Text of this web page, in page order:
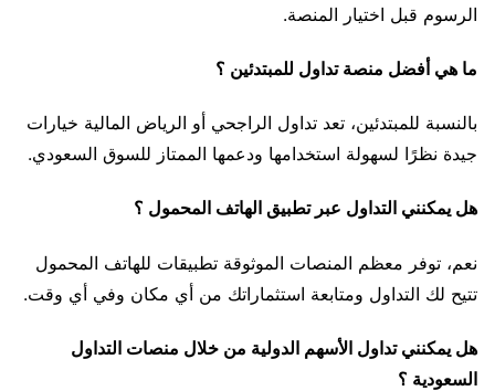
الرسوم قبل اختيار المنصة.
ما هي أفضل منصة تداول للمبتدئين ؟
بالنسبة للمبتدئين، تعد تداول الراجحي أو الرياض المالية خيارات
جيدة نظرًا لسهولة استخدامها ودعمها الممتاز للسوق السعودي.
هل يمكنني التداول عبر تطبيق الهاتف المحمول ؟
نعم، توفر معظم المنصات الموثوقة تطبيقات للهاتف المحمول
تتيح لك التداول ومتابعة استثماراتك من أي مكان وفي أي وقت.
هل يمكنني تداول الأسهم الدولية من خلال منصات التداول
السعودية ؟